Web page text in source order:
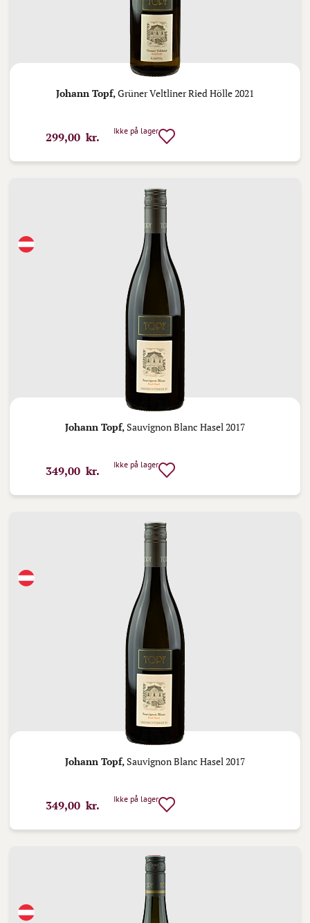
Johann Topf, Grüner Veltliner Ried Hölle 2021
299,00 kr. Ikke på lager
Johann Topf,Sauvignon Blanc Hasel 2017
349,00 kr. Ikke på lager
Johann Topf, Sauvignon Blanc Hasel 2017
349,00 kr. Ikke på lager